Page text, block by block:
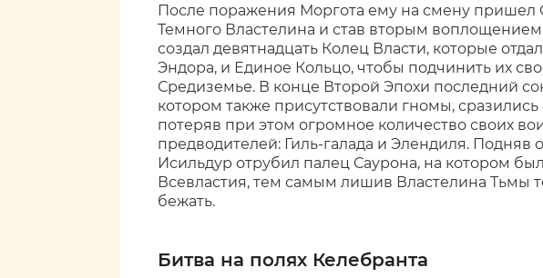
После поражения Моргота ему на смену пришел
Темного Властелина и став вторым
создал девятнадцать Колец Власти, которые
Эндора, и Единое Кольцо, чтобы подчинить их
Средиземье. В конце Второй Эпохи последний
котором также присутствовали гномы,
потеряв при этом огромное количество своих
предводителей: Гиль-галада и Элендиля. Подняв
Исильдур отрубил палец Саурона, на котором
Всевластия, тем самым лишив Властелина Тьмы
бежать.
Битва на полях Келебранта